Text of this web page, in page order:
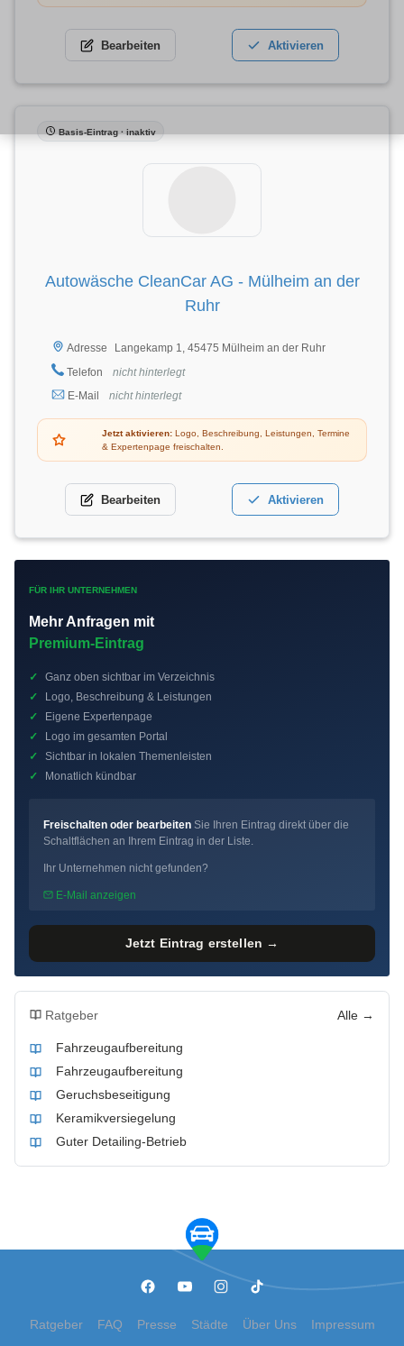
Bearbeiten Aktivieren
Basis-Eintrag · inaktiv
Autowäsche CleanCar AG - Mülheim an der
Ruhr
Adresse
Langekamp 1, 45475 Mülheim an der Ruhr
Telefon
nicht hinterlegt
E-Mail
nicht hinterlegt
Jetzt aktivieren: Logo, Beschreibung, Leistungen, Termine
& Expertenpage freischalten.
Bearbeiten Aktivieren
FÜR IHR UNTERNEHMEN
Mehr Anfragen mit
Premium-Eintrag
✓
Ganz oben sichtbar im Verzeichnis
✓
Logo, Beschreibung & Leistungen
✓
Eigene Expertenpage
✓
Logo im gesamten Portal
✓
Sichtbar in lokalen Themenleisten
✓
Monatlich kündbar
Freischalten oder bearbeiten Sie Ihren Eintrag direkt über die
Schaltflächen an Ihrem Eintrag in der Liste.
Ihr Unternehmen nicht gefunden?
E-Mail anzeigen
Jetzt Eintrag erstellen →
Ratgeber Alle →
Fahrzeugaufbereitung
Fahrzeugaufbereitung
Geruchsbeseitigung
Keramikversiegelung
Guter Detailing-Betrieb
Ratgeber FAQ Presse Städte Über Uns Impressum